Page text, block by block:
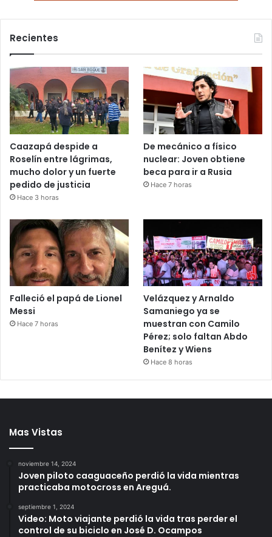
Recientes
Caazapá despide a
Roselín entre lágrimas,
mucho dolor y un fuerte
pedido de justicia
Hace 3 horas
De mecánico a físico
nuclear: Joven obtiene
beca para ir a Rusia
Hace 7 horas
Falleció el papá de Lionel
Messi
Hace 7 horas
Velázquez y Arnaldo
Samaniego ya se
muestran con Camilo
Pérez; solo faltan Abdo
Benítez y Wiens
Hace 8 horas
Mas Vistas
noviembre 14, 2024
Joven piloto caaguaceño perdió la vida mientras
practicaba motocross en Areguá.
septiembre 1, 2024
Video: Moto viajante perdió la vida tras perder el
control de su biciclo en José D. Ocampos